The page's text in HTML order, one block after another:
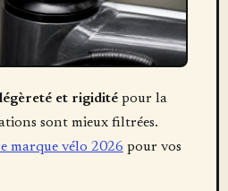
et rigiditépour la
sont mieux filtrées.
marque vélo 2026 pour vos